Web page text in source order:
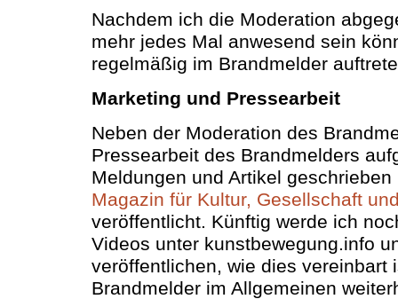
Nachdem ich die Moderation
mehr jedes Mal anwesend sein
regelmäßig im Brandmelder
Marketing und Pressearbeit
Neben der Moderation des
Pressearbeit des Brandmelders
Meldungen und Artikel
Magazin für Kultur, Gesellschaft
veröffentlicht. Künftig werde ich
Videos unter kunstbewegung.info
veröffentlichen, wie dies vereinbart
Brandmelder im Allgemeinen